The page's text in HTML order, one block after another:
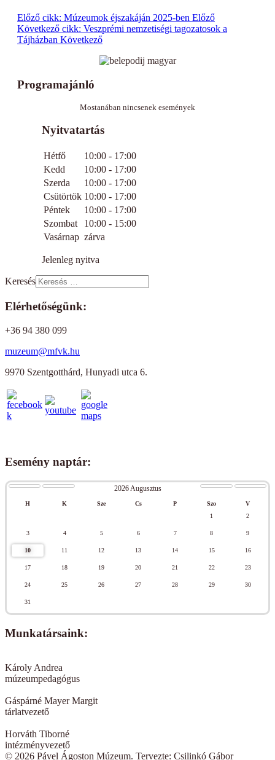
Előző cikk: Múzeumok éjszakáján 2025-ben Előző
Következő cikk: Veszprémi nemzetiségi tagozatosok a
Tájházban Következő
Programajánló
Mostanában nincsenek események
Nyitvatartás
Hétfő
10:00 - 17:00
Kedd
10:00 - 17:00
Szerda
10:00 - 17:00
Csütörtök 10:00 - 17:00
Péntek
10:00 - 17:00
Szombat
10:00 - 15:00
Vasárnap zárva
Jelenleg nyitva
Keresés
Elérhetőségünk:
+36 94 380 099
muzeum@mfvk.hu
9970 Szentgotthárd, Hunyadi utca 6.
Esemény naptár:
2026 Augusztus
H K Sze Cs P Szo
V
1
2
3 4 5 6 7 8 9
10 11 12 13 14 15 16
17 18 19 20 21 22 23
24 25 26 27 28 29 30
31
Munkatársaink:
Károly Andrea
múzeumpedagógus
Gáspárné Mayer Margit
tárlatvezető
Horváth Tiborné
intézményvezető
© 2026 Pável Ágoston Múzeum. Tervezte: Csilinkó Gábor